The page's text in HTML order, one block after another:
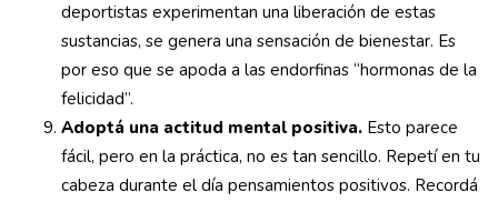
deportistas experimentan una liberación de estas
sustancias, se genera una sensación de bienestar. Es
por eso que se apoda a las endorfinas “hormonas de la
felicidad”.
Adoptá una actitud mental positiva. Esto parece
fácil, pero en la práctica, no es tan sencillo. Repetí en tu
cabeza durante el día pensamientos positivos. Recordá